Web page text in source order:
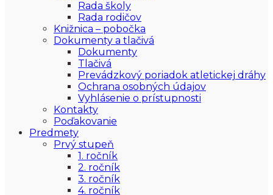
Rada školy
Rada rodičov
Knižnica – pobočka
Dokumenty a tlačivá
Dokumenty
Tlačivá
Prevádzkový poriadok atletickej dráhy
Ochrana osobných údajov
Vyhlásenie o prístupnosti
Kontakty
Poďakovanie
Predmety
Prvý stupeň
1. ročník
2. ročník
3. ročník
4. ročník